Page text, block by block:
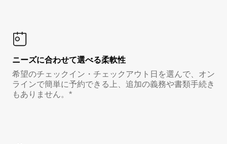
ニーズに合わせて選べる柔軟性
希望のチェックイン・チェックアウト日を選んで、オン
ラインで簡単に予約できる上、追加の義務や書類手続き
もありません。*